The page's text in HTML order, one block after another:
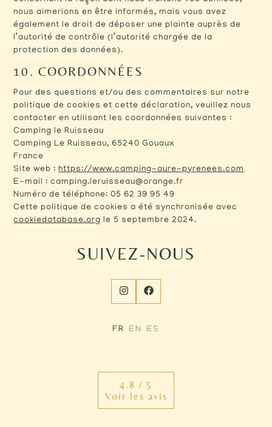
nous aimerions en être informés, mais vous avez
également le droit de déposer une plainte auprès de
l’autorité de contrôle (l’autorité chargée de la
protection des données).
10. COORDONNÉES
Pour des questions et/ou des commentaires sur notre
politique de cookies et cette déclaration, veuillez nous
contacter en utilisant les coordonnées suivantes :
Camping le Ruisseau
Camping Le Ruisseau, 65240 Gouaux
France
Site web :https://www.camping-aure-pyrenees.com
E-mail :camping.leruisseau@orange.fr
Numéro de téléphone: 05 62 39 95 49
Cette politique de cookies a été synchronisée avec
cookiedatabase.orgle 5 septembre 2024.
SUIVEZ-NOUS
FR EN ES
4.8 / 5
Voir les avis